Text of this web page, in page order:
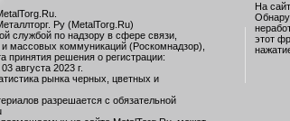
Ру (MetalTorg.Ru)
службой по надзору в сфере связи,
массовых коммуникаций (Роскомнадзор),
принятия решения о регистрации:
августа 2023 г.
рынка черных, цветных и
разрешается с обязательной
На
этот